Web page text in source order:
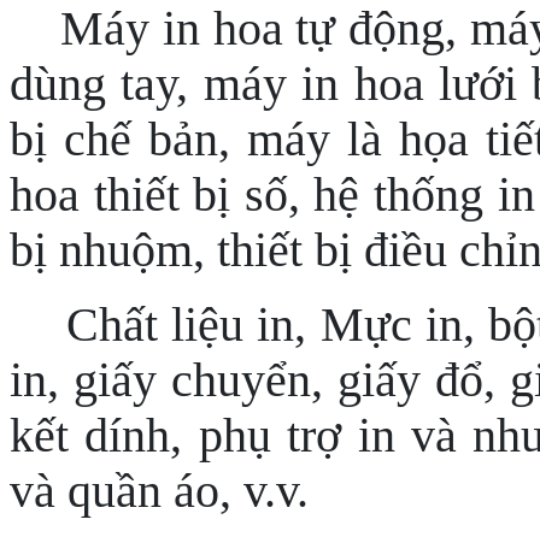
Máy in hoa tự động,
dùng tay, máy in hoa
bị chế bản, máy là họa
hoa thiết bị số, hệ thống
bị nhuộm, thiết bị điều
Chất liệu in, Mực in,
in, giấy chuyển, giấy đổ,
kết dính, phụ trợ in và
và quần áo, v.v.